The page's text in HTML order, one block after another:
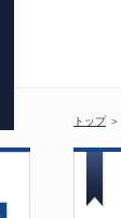
トップ ＞